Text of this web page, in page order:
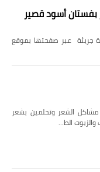
بفستان أسود قصير
جريئة عبر صفحتها بموقع
الشعر وتحلمين بشعر
الط…